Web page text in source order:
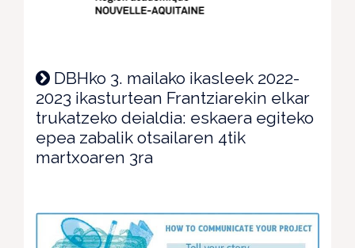
DBHko 3. mailako ikasleek 2022-
2023 ikasturtean Frantziarekin elkar
trukatzeko deialdia: eskaera egiteko
epea zabalik otsailaren 4tik
martxoaren 3ra